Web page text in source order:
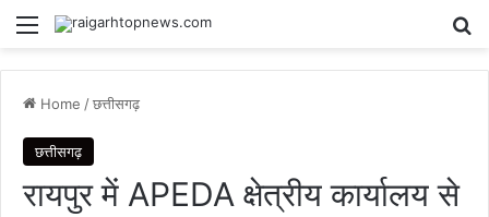
Menu
Home /छत्तीसगढ़
छत्तीसगढ़
रायपुर में APEDA क्षेत्रीय कार्यालय से